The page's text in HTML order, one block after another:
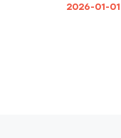
2026-01-